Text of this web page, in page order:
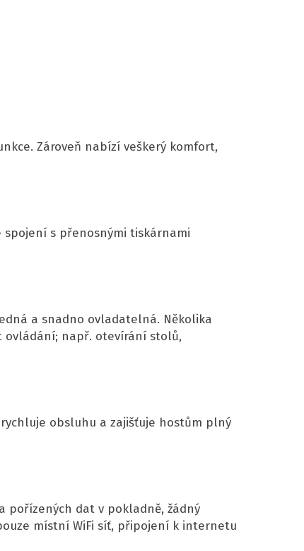
Zároveň nabízí veškerý komfort,
s přenosnými tiskárnami
a snadno ovladatelná. Několika
ovládání; např. otevírání stolů,
obsluhu a zajišťuje hostům plný
pořízených dat v pokladně, žádný
místní WiFi síť, připojení k internetu